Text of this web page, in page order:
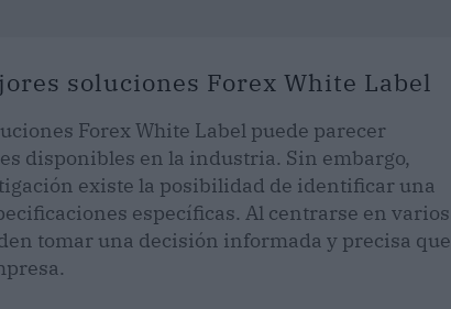
soluciones Forex White Label
Forex White Label puede parecer
disponibles en la industria. Sin embargo,
existe la posibilidad de identificar una
específicas. Al centrarse en varios
tomar una decisión informada y precisa que